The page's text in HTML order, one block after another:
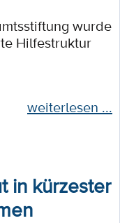
wurde
Hilfestruktur
weiterlesen ...
in kürzester